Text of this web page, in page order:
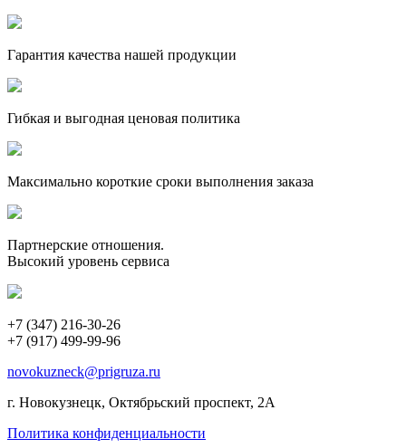
Гарантия качества нашей продукции
Гибкая и выгодная ценовая политика
Максимально короткие сроки выполнения заказа
Партнерские отношения.
Высокий уровень сервиса
+7 (347) 216-30-26
+7 (917) 499-99-96
novokuzneck@prigruza.ru
г. Новокузнецк, Октябрьский проспект, 2А
Политика конфиденциальности